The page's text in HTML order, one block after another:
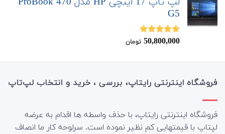
G5
نمره5.00
50,800,000 تومان
فروشگاه اینترنتی رایتاپ، بررسی ، خرید و انتخاب لپ‌تاپ
فروشگاه اینترنتی رایتاپ، با حذف واسطه ها اقدام به عرضه
لپتاپ با قیمتهایی کم نظیر نموده است. سرلوحه کار ما انصاف